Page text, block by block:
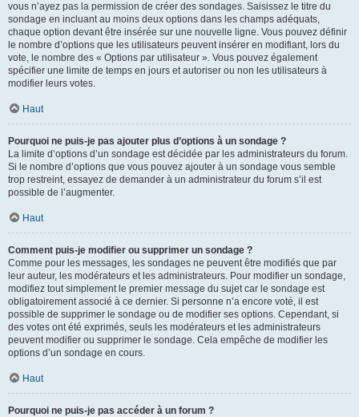
vous n’ayez pas la permission de créer des sondages. Saisissez le titre du
sondage en incluant au moins deux options dans les champs adéquats,
chaque option devant être insérée sur une nouvelle ligne. Vous pouvez définir
le nombre d’options que les utilisateurs peuvent insérer en modifiant, lors du
vote, le nombre des « Options par utilisateur ». Vous pouvez également
spécifier une limite de temps en jours et autoriser ou non les utilisateurs à
modifier leurs votes.
Haut
Pourquoi ne puis-je pas ajouter plus d’options à un sondage ?
La limite d’options d’un sondage est décidée par les administrateurs du forum.
Si le nombre d’options que vous pouvez ajouter à un sondage vous semble
trop restreint, essayez de demander à un administrateur du forum s’il est
possible de l’augmenter.
Haut
Comment puis-je modifier ou supprimer un sondage ?
Comme pour les messages, les sondages ne peuvent être modifiés que par
leur auteur, les modérateurs et les administrateurs. Pour modifier un sondage,
modifiez tout simplement le premier message du sujet car le sondage est
obligatoirement associé à ce dernier. Si personne n’a encore voté, il est
possible de supprimer le sondage ou de modifier ses options. Cependant, si
des votes ont été exprimés, seuls les modérateurs et les administrateurs
peuvent modifier ou supprimer le sondage. Cela empêche de modifier les
options d’un sondage en cours.
Haut
Pourquoi ne puis-je pas accéder à un forum ?